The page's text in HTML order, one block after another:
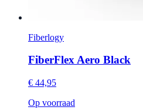
Fiberlogy
FiberFlex Aero Black
€ 44,95
Op voorraad